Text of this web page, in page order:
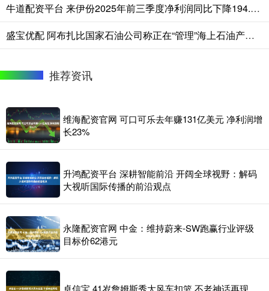
牛道配资平台 来伊份2025年前三季度净利润同比下降194.06%
盛宝优配 阿布扎比国家石油公司称正在“管理”海上石油产量以应对存储需求
推荐资讯
维海配资官网 可口可乐去年赚131亿美元 净利润增
长23%
升鸿配资平台 深耕智能前沿 开阔全球视野：解码
大视听国际传播的前沿观点
永隆配资官网 中金：维持蔚来-SW跑赢行业评级
目标价62港元